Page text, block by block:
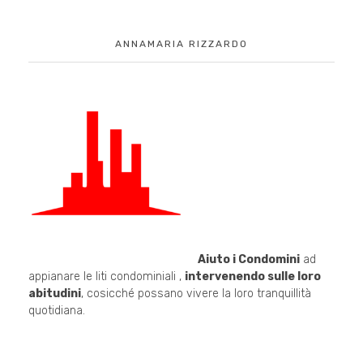
ANNAMARIA RIZZARDO
Aiuto i Condominiad
appianare le liti condominiali , intervenendo sulle loro
abitudini, cosicché possano vivere la loro tranquillità
quotidiana.